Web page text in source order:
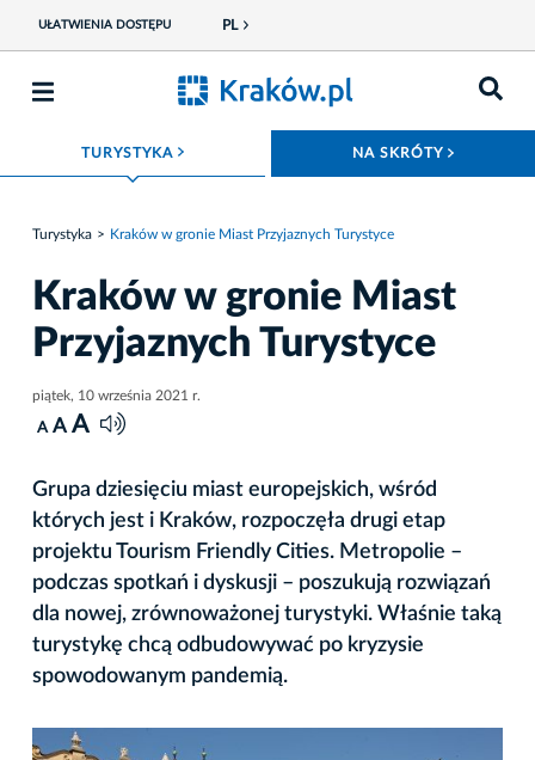
UŁATWIENIA DOSTĘPU PL
TURYSTYKA ROZWIŃ MENU NA SKRÓTY
Turystyka Kraków w gronie Miast Przyjaznych Turystyce
Kraków w gronie Miast
Przyjaznych Turystyce
piątek, 10 września 2021 r.
A A A
Grupa dziesięciu miast europejskich, wśród
których jest i Kraków, rozpoczęła drugi etap
projektu Tourism Friendly Cities. Metropolie –
podczas spotkań i dyskusji – poszukują rozwiązań
dla nowej, zrównoważonej turystyki. Właśnie taką
turystykę chcą odbudowywać po kryzysie
spowodowanym pandemią.